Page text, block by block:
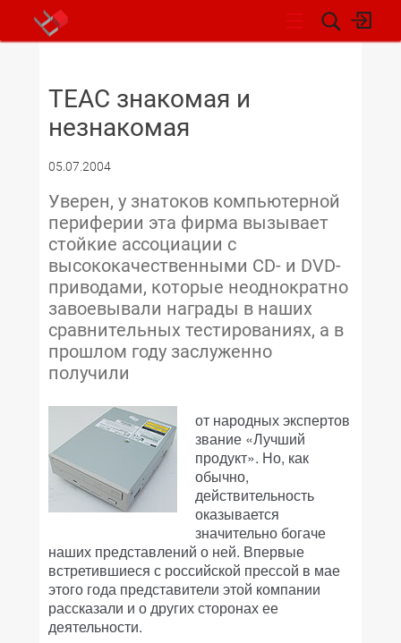
TEAC знакомая и
незнакомая
05.07.2004
Уверен, у знатоков компьютерной
периферии эта фирма вызывает
стойкие ассоциации с
высококачественными CD- и DVD-
приводами, которые неоднократно
завоевывали награды в наших
сравнительных тестированиях, а в
прошлом году заслуженно
получили
от народных экспертов
звание «Лучший
продукт». Но, как
обычно,
действительность
оказывается
значительно богаче
наших представлений о ней. Впервые
встретившиеся с российской прессой в мае
этого года представители этой компании
рассказали и о других сторонах ее
деятельности.